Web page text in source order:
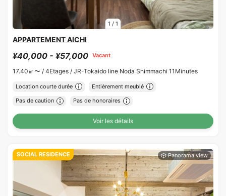
1 / 1
APPARTEMENT AICHI
¥40,000 - ¥57,000 Vacant
17.40㎡〜 / 4Etages / JR-Tokaido line Noda Shimmachi 11Minutes
Location courte durée Entièrement meublé
Pas de caution Pas de honoraires
Voir les détails
SOCIAL RESIDENCE